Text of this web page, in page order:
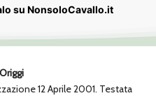
su NonsoloCavallo.it
12 Aprile 2001. Testata